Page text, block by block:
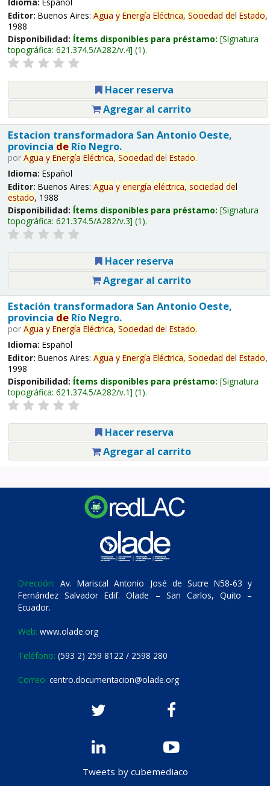
Editor: Buenos Aires: Agua y Energía Eléctrica, Sociedad del Estado,
1988
Disponibilidad: Ítems disponibles para préstamo: Signatura
topográfica: 621.374.5/A282/v.4 (1).
Hacer reserva
Agregar al carrito
Estacion transformadora San Antonio Oeste,
provincia deRío Negro.
por Agua y Energía Eléctrica, Sociedad del Estado.
Idioma: Español
Editor: Buenos Aires: Agua y energía eléctrica, sociedad del
estado, 1988
Disponibilidad: Ítems disponibles para préstamo: Signatura
topográfica: 621.374.5/A282/v.3 (1).
Hacer reserva
Agregar al carrito
Estación transformadora San Antonio Oeste,
provincia deRío Negro.
por Agua y Energía Eléctrica, Sociedad del Estado.
Idioma: Español
Editor: Buenos Aires: Agua y Energía Eléctrica, Sociedad del Estado,
1998
Disponibilidad: Ítems disponibles para préstamo: Signatura
topográfica: 621.374.5/A282/v.1 (1).
Hacer reserva
Agregar al carrito
Dirección: Av. Mariscal Antonio José de Sucre N58-63 y
Fernández Salvador Edif. Olade – San Carlos, Quito –
Ecuador.
Web: www.olade.org
Teléfono: (593 2) 259 8122 / 2598 280
Correo: centro.documentacion@olade.org
Tweets by cubemediaco